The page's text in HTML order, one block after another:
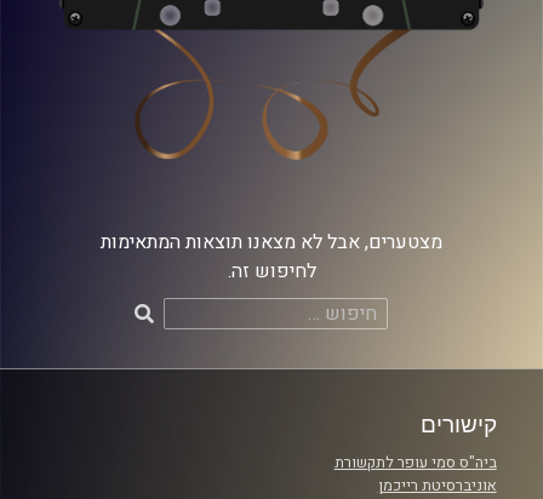
מצטערים, אבל לא מצאנו תוצאות המתאימות
לחיפוש זה.
חיפוש:
קישורים
ביה"ס סמי עופר לתקשורת
אוניברסיטת רייכמן